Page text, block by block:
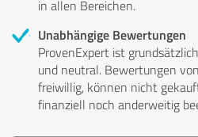
in allen Bereichen.
Unabhängige Bewertungen
ProvenExpert ist
und neutral. Bewertungen
freiwillig, können nicht
finanziell noch anderweitig